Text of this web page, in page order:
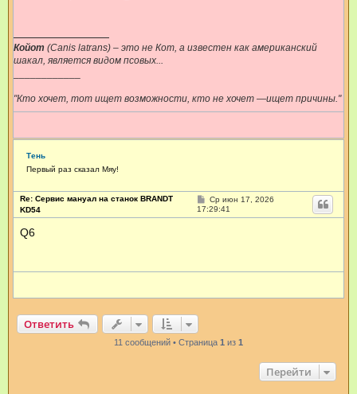
Койот (Canis latrans) – это не Кот, а известен как американский
шакал, является видом псовых...
"Кто хочет, тот ищет возможности, кто не хочет —ищет причины."
Тень
Первый раз сказал Мяу!
Re: Сервис мануал на станок BRANDT
KD54
С
о
о
е
Ср июн 17, 2026
17:29:41
Q6
Ответить
11 сообщений • Страница 1 из 1
Перейти